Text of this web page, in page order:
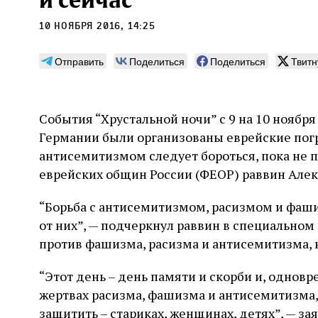
10 ноября 2016, 14:25
Отправить Поделиться Поделиться
События “Хрустальной ночи” с 9 на 10
Германии были организованы еврейские
антисемитизмом следует бороться, пока
еврейских общин России (ФЕОР) раввин
“Борьба с антисемитизмом, расизмом и
от них”, — подчеркнул раввин в
против фашизма, расизма и антисемитизма,
“Этот день – день памяти и скорби и,
жертвах расизма, фашизма и
защитить – стариках, женщинах, детях”, —
неделя, изменившая
судьбу еврейского ишува
Примерно за полторы недели до начала
погромов Ребе совершал поездку по святым
местам Эрец‑Исраэль. Он посетил, в
стену. Он, несомненно, почувствовал
необычайное напряжение и сознательно
отказался приходить к Стене в Тиша бе‑Ав,
чтобы не собирать вокруг себя большое
самым не усиливать напряжённость
5 августа Проверено временем
Александр
Ицкович
и
По
печей
день
2